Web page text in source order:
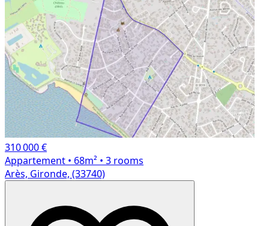
310 000 €
Appartement • 68m² • 3 rooms
Arès, Gironde, (33740)